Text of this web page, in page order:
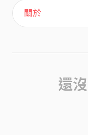
主頁
歌單
喜歡
關於
還